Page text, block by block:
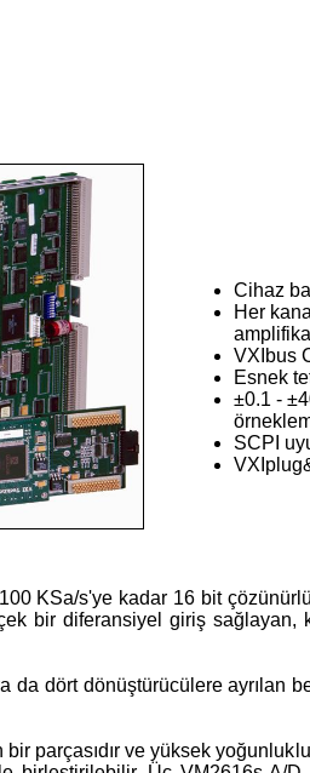
Cihaz
Her
VXIbus
Esnek
±0.1 -
SCPI
100 KSa/s'ye kadar 16 bit
bir diferansiyel giriş
da dört dönüştürücülere ayrılan
parçasıdır ve yüksek